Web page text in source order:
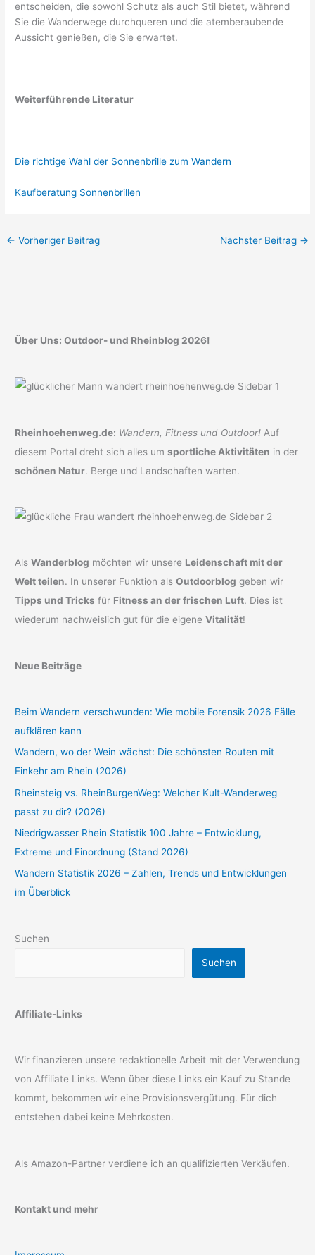
entscheiden, die sowohl Schutz als auch Stil bietet, während
Sie die Wanderwege durchqueren und die atemberaubende
Aussicht genießen, die Sie erwartet.
Weiterführende Literatur
Die richtige Wahl der Sonnenbrille zum Wandern
Kaufberatung Sonnenbrillen
← Vorheriger Beitrag Nächster Beitrag →
Über Uns: Outdoor- und Rheinblog 2026!
Rheinhoehenweg.de: Wandern, Fitness und Outdoor! Auf
diesem Portal dreht sich alles umsportliche Aktivitäten in der
schönen Natur. Berge und Landschaften warten.
AlsWanderblog möchten wir unsere Leidenschaft mit der
Welt teilen. In unserer Funktion alsOutdoorblog geben wir
Tipps und Tricks für Fitness an der frischen Luft. Dies ist
wiederum nachweislich gut für die eigeneVitalität!
Neue Beiträge
Beim Wandern verschwunden: Wie mobile Forensik 2026 Fälle
aufklären kann
Wandern, wo der Wein wächst: Die schönsten Routen mit
Einkehr am Rhein (2026)
Rheinsteig vs. RheinBurgenWeg: Welcher Kult-Wanderweg
passt zu dir? (2026)
Niedrigwasser Rhein Statistik 100 Jahre – Entwicklung,
Extreme und Einordnung (Stand 2026)
Wandern Statistik 2026 – Zahlen, Trends und Entwicklungen
im Überblick
Suchen
Suchen
Affiliate-Links
Wir finanzieren unsere redaktionelle Arbeit mit der Verwendung
von Affiliate Links. Wenn über diese Links ein Kauf zu Stande
kommt, bekommen wir eine Provisionsvergütung. Für dich
entstehen dabei keine Mehrkosten.
Als Amazon-Partner verdiene ich an qualifizierten Verkäufen.
Kontakt und mehr